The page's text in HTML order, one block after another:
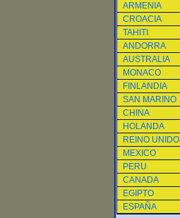
ARMENIA
CROACIA
TAHITI
ANDORRA
AUSTRALIA
MONACO
FINLANDIA
SAN MARINO
CHINA
HOLANDA
REINO UNIDO
MEXICO
PERU
CANADA
EGIPTO
ESPAÑA